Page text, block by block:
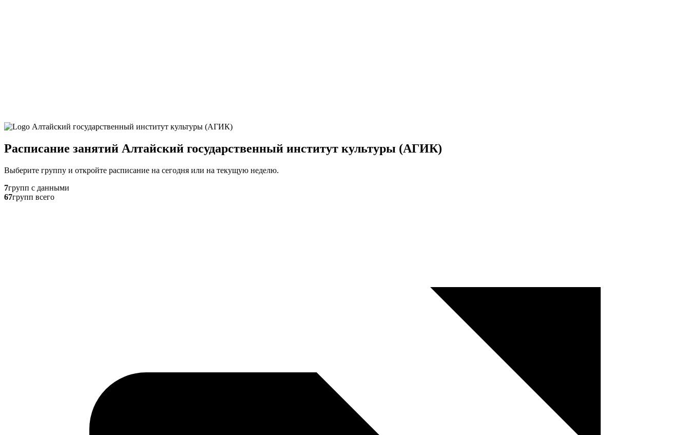
Расписание занятий Алтайский государственный институт культуры (АГИК)
Выберите группу и откройте расписание на сегодня или на текущую неделю.
7групп с данными
67групп всего